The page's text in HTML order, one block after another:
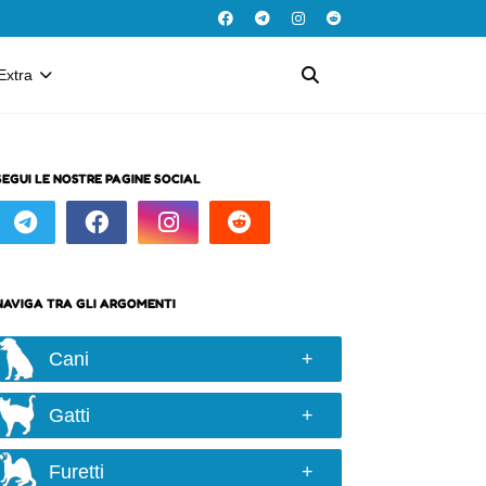
LE NOSTRE PAGINE SOCIAL
TRA GLI ARGOMENTI
Cani
Razze e taglie
Scelta del cane
Alimentazione
Gatti
Razze
Furetti